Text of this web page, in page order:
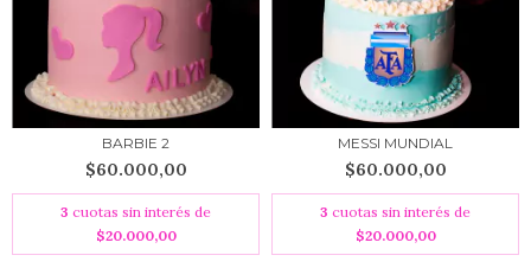
BARBIE 2
$60.000,00
3 cuotas sin interés de
$20.000,00
MESSI MUNDIAL
$60.000,00
3 cuotas sin interés de
$20.000,00